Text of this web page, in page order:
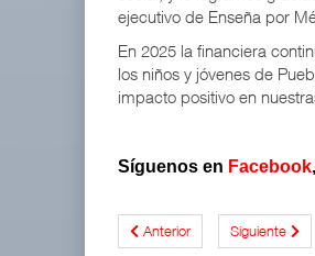
ejecutivo de Enseña por
En 2025 la financiera
los niños y jóvenes de
impacto positivo en
Síguenos en Facebook,
Anterior Siguiente